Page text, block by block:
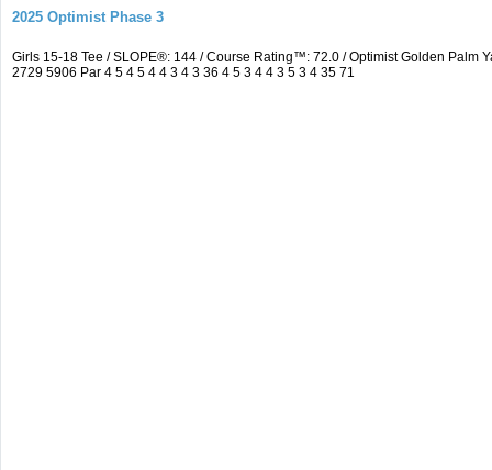
2025 Optimist Phase 3
Girls 15-18 Tee / SLOPE®: 144 / Course Rating™: 72.0 / Optimist Golden
2729 5906 Par 4 5 4 5 4 4 3 4 3 36 4 5 3 4 4 3 5 3 4 35 71